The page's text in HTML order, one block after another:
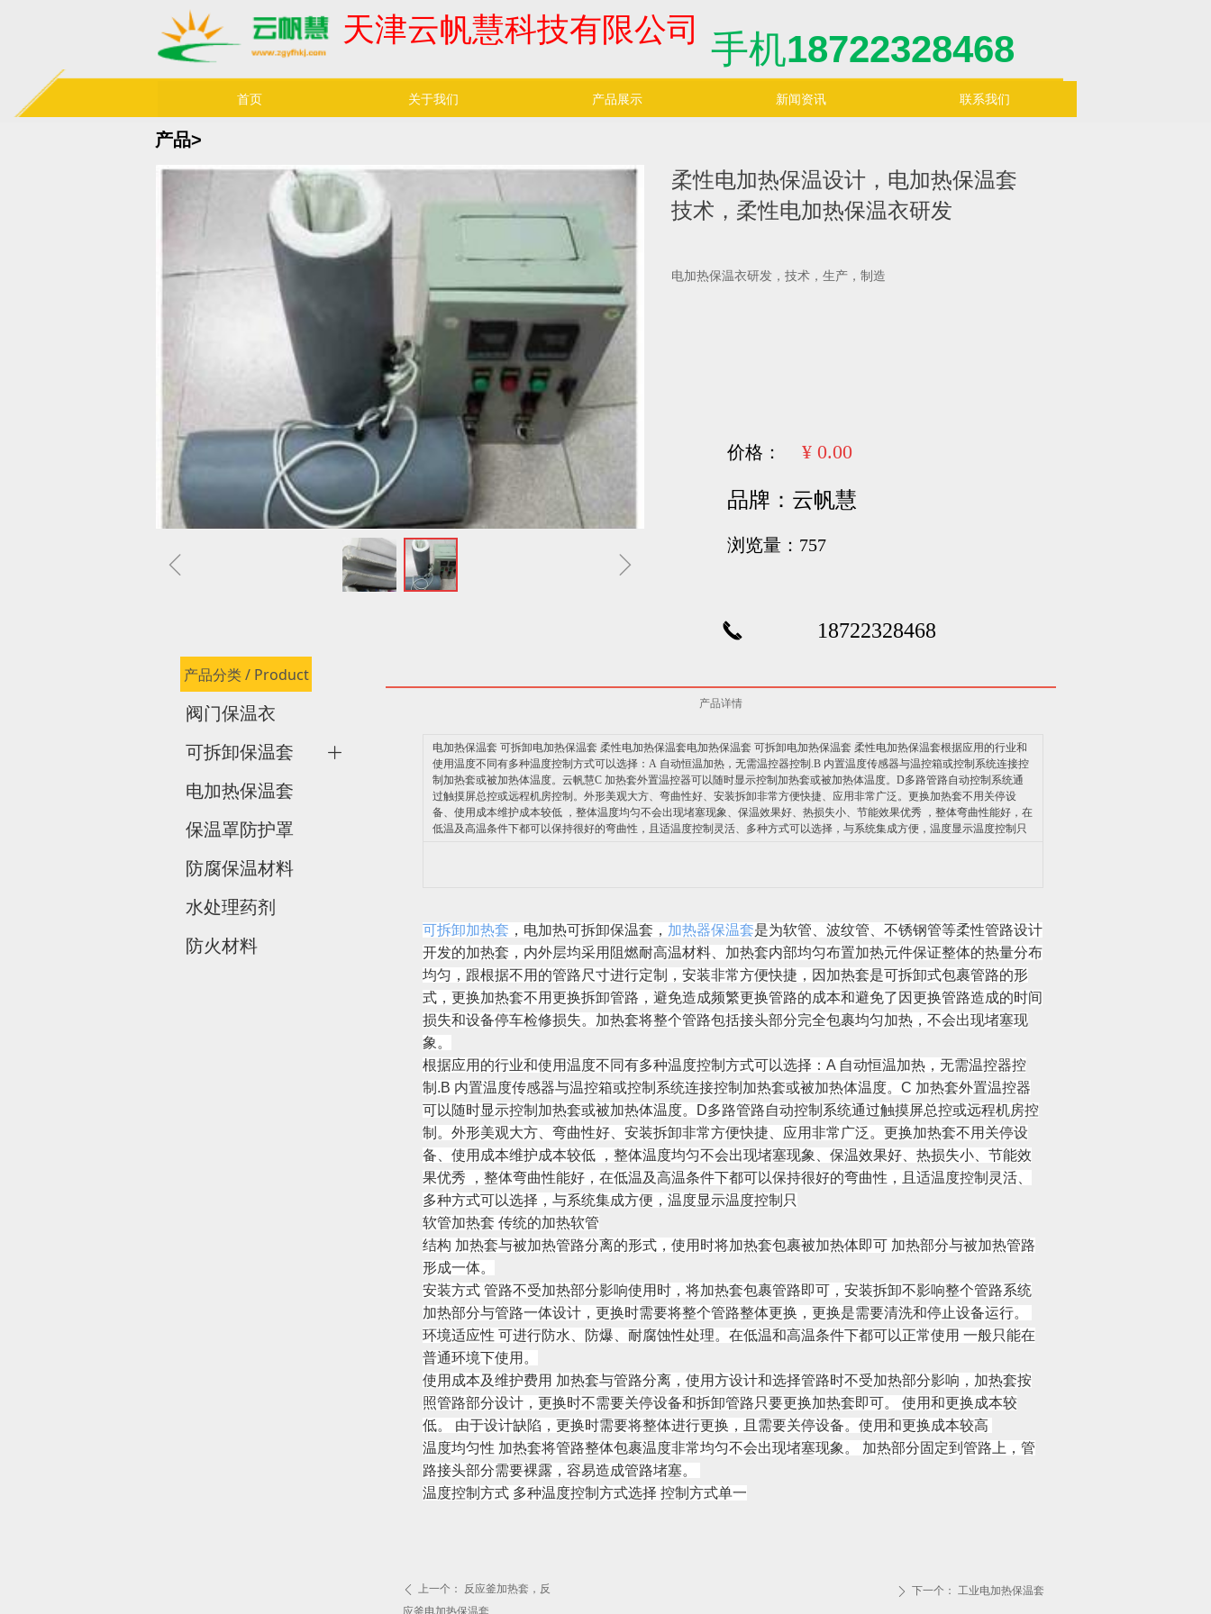
天津云帆慧科技有限公司 手机18722328468
首页 关于我们 产品展示 新闻资讯 联系我们
ꁆ ꁇ
产品>
柔性电加热保温设计，电加热保温套
技术，柔性电加热保温衣研发
电加热保温衣研发，技术，生产，制造
价格： ¥ 0.00
品牌：云帆慧
浏览量： 757
产品详情
电加热保温套 可拆卸电加热保温套 柔性电加热保温套电加热保温套 可拆卸电加热保温套 柔性电加热保温套根据应用的行业和
使用温度不同有多种温度控制方式可以选择：A 自动恒温加热，无需温控器控制.B 内置温度传感器与温控箱或控制系统连接控
制加热套或被加热体温度。云帆慧C 加热套外置温控器可以随时显示控制加热套或被加热体温度。D多路管路自动控制系统通
过触摸屏总控或远程机房控制。外形美观大方、弯曲性好、安装拆卸非常方便快捷、应用非常广泛。更换加热套不用关停设
备、使用成本维护成本较低 ，整体温度均匀不会出现堵塞现象、保温效果好、热损失小、节能效果优秀 ，整体弯曲性能好，在
低温及高温条件下都可以保持很好的弯曲性，且适温度控制灵活、多种方式可以选择，与系统集成方便，温度显示温度控制只
可拆卸加热套 ，电加热可拆卸保温套， 加热器保温套是为软管、波纹管、不锈钢管等柔性管路设计
开发的加热套，内外层均采用阻燃耐高温材料、加热套内部均匀布置加热元件保证整体的热量分布
均匀，跟根据不用的管路尺寸进行定制，安装非常方便快捷，因加热套是可拆卸式包裹管路的形
式，更换加热套不用更换拆卸管路，避免造成频繁更换管路的成本和避免了因更换管路造成的时间
损失和设备停车检修损失。加热套将整个管路包括接头部分完全包裹均匀加热，不会出现堵塞现
象。
根据应用的行业和使用温度不同有多种温度控制方式可以选择：A 自动恒温加热，无需温控器控
制.B 内置温度传感器与温控箱或控制系统连接控制加热套或被加热体温度。C 加热套外置温控器
可以随时显示控制加热套或被加热体温度。D多路管路自动控制系统通过触摸屏总控或远程机房控
制。外形美观大方、弯曲性好、安装拆卸非常方便快捷、应用非常广泛。更换加热套不用关停设
备、使用成本维护成本较低 ，整体温度均匀不会出现堵塞现象、保温效果好、热损失小、节能效
果优秀 ，整体弯曲性能好，在低温及高温条件下都可以保持很好的弯曲性，且适温度控制灵活、
多种方式可以选择，与系统集成方便，温度显示温度控制只
软管加热套 传统的加热软管
结构 加热套与被加热管路分离的形式，使用时将加热套包裹被加热体即可 加热部分与被加热管路
形成一体。
安装方式 管路不受加热部分影响使用时，将加热套包裹管路即可，安装拆卸不影响整个管路系统
加热部分与管路一体设计，更换时需要将整个管路整体更换，更换是需要清洗和停止设备运行。
环境适应性 可进行防水、防爆、耐腐蚀性处理。在低温和高温条件下都可以正常使用 一般只能在
普通环境下使用。
使用成本及维护费用 加热套与管路分离，使用方设计和选择管路时不受加热部分影响，加热套按
照管路部分设计，更换时不需要关停设备和拆卸管路只要更换加热套即可。 使用和更换成本较
低。 由于设计缺陷，更换时需要将整体进行更换，且需要关停设备。使用和更换成本较高
温度均匀性 加热套将管路整体包裹温度非常均匀不会出现堵塞现象。 加热部分固定到管路上，管
路接头部分需要裸露，容易造成管路堵塞。
温度控制方式 多种温度控制方式选择 控制方式单一
ꄴ 上一个：
反应釜加热套，反
ꄲ 下一个： 工业电加热保温套
阀门保温衣
ꄶ
可拆卸保温套
电加热保温套
保温罩防护罩
防腐保温材料
水处理药剂
防火材料
产品分类 / Product
끅 18722328468